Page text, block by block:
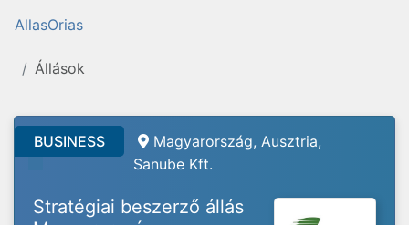
AllasOrias
Állások
BUSINESS
Magyarország, Ausztria,
Sanube Kft.
Stratégiai beszerző állás